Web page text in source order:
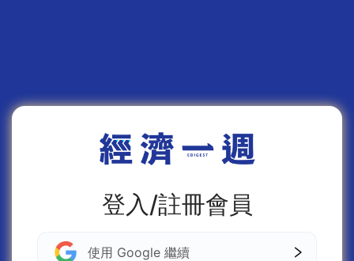
登入/註冊會員
使用 Google 繼續